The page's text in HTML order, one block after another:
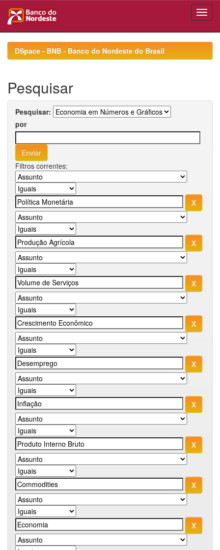
navigationDSpace - BNB - Banco do Nordeste do Brasil
Pesquisar
Pesquisar:
por
Filtros correntes: